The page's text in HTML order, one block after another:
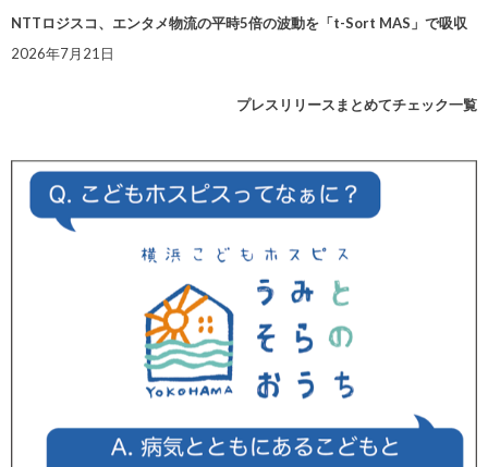
NTTロジスコ、エンタメ物流の平時5倍の波動を「t-Sort MAS」で吸収
2026年7月21日
プレスリリースまとめてチェック一覧